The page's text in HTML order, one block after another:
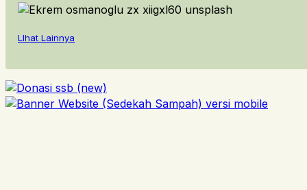
LIhat Lainnya